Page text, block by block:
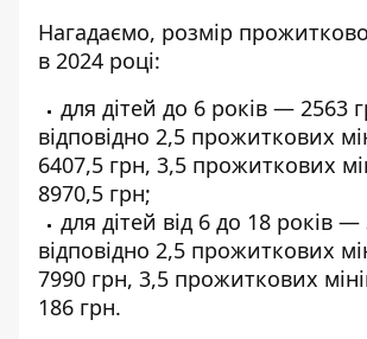
Нагадаємо, розмір
в 2024 році:
для дітей до 6 років — 2563
відповідно 2,5 прожиткових
6407,5 грн, 3,5 прожиткових
8970,5 грн;
для дітей від 6 до 18 років —
відповідно 2,5 прожиткових
7990 грн, 3,5 прожиткових
186 грн.